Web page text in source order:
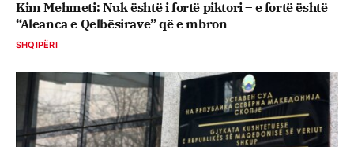
Kim Mehmeti: Nuk është i fortë piktori – e fortë është
“Aleanca e Qelbësirave” që e mbron
SHQIPËRI